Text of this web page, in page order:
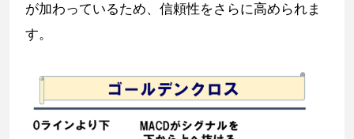
が加わっているため、信頼性をさらに高められま
す。